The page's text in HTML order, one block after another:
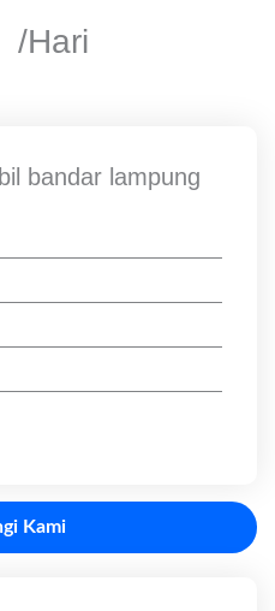
/Hari
bandar lampung
Kami